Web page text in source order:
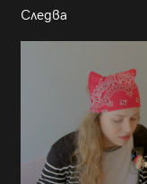
Следва